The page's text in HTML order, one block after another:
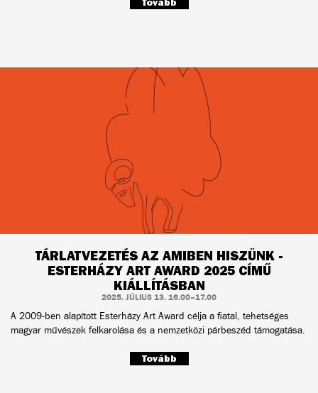
TÁRLATVEZETÉS AZ AMIBEN HISZÜNK -
ESTERHÁZY ART AWARD 2025 CÍMŰ
KIÁLLÍTÁSBAN
2025. JÚLIUS 13. 16.00–17.00
A 2009-ben alapított Esterházy Art Award célja a fiatal, tehetséges
magyar művészek felkarolása és a nemzetközi párbeszéd támogatása.
Tovább